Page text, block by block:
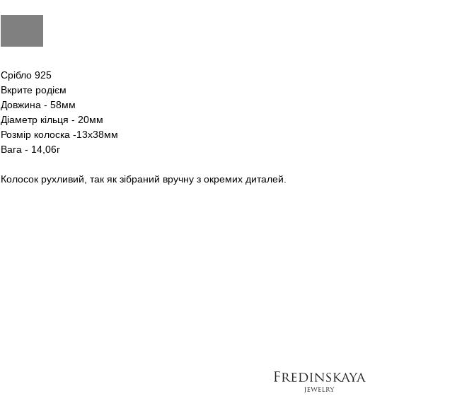
Срібло 925
Вкрите родієм
Довжина - 58мм
Діаметр кільця - 20мм
Розмір колоска -13х38мм
Вага - 14,06г
Колосок рухливий, так як зібраний вручну з окремих диталей.